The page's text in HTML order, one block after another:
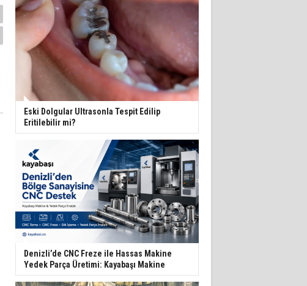
Eski Dolgular Ultrasonla Tespit Edilip
Eritilebilir mi?
Denizli’de CNC Freze ile Hassas Makine
Yedek Parça Üretimi: Kayabaşı Makine